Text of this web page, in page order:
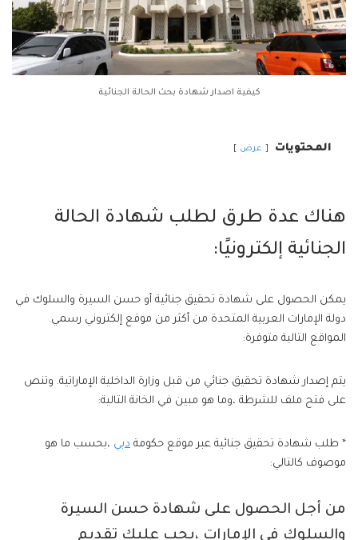
كيفية اصدار شهادة بحث الحالة الجنائية
المحتويات عرض
هناك عدة طرق لطلب شهادة الحالة
الجنائية إلكترونيًا:
يمكن الحصول على شهادة تحقيق جنائية أو حسن السيرة والسلوك في
دولة الإمارات العربية المتحدة من أكثر من موقع إلكتروني رسمي.
المواقع التالية متوفرة:
يتم إصدار شهادة تحقيق جنائي من قبل وزارة الداخلية الإماراتية. وتنص
على فتح ملف للشرطة ،وما هو مبين في الخانة التالية:
* طلب شهادة تحقيق جنائية عبر موقع حكومة دبي ،بحسب ما هو
موصوف كالتالي:
من أجل الحصول على شهادة حسن السيرة
والسلوك في الإمارات ،يجب عليك تقديم